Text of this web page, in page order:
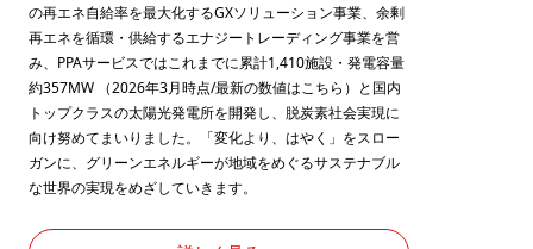
の再エネ自給率を最大化するGXソリューション事業、余剰
再エネを循環・供給するエナジートレーディング事業を営
み、PPAサービスではこれまでに累計1,410施設・発電容量
約357MW （2026年3月時点/最新の数値はこちら ）と国内
トップクラスの太陽光発電所を開発し、脱炭素社会実現に
向け努めてまいりました。「変化より、はやく」をスロー
ガンに、グリーンエネルギーが地域をめぐるサステナブル
な世界の実現をめざしていきます。